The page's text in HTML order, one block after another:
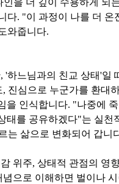
을 더 깊이 수용하게 되
다. "이 과정이 나를 더 온
와줍니다.
, '하느님과의 친교 상태'일
, 진심으로 누군가를 환대
을 인식합니다. "나중에
태를 공유하겠다"는 실천
는 삶으로 변화되어 갑니
위주, 상태적 관점의 영
으로 이해하면 벌이나